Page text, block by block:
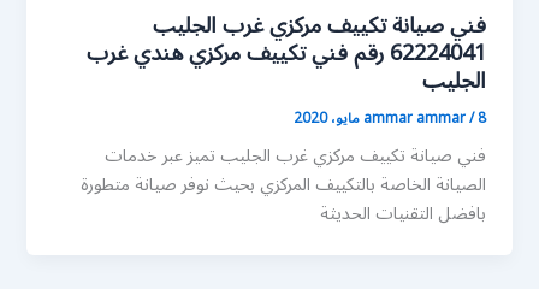
فني صيانة تكييف مركزي غرب الجليب
62224041 رقم فني تكييف مركزي هندي غرب
الجليب
ammar ammar/8 مايو، 2020
فني صيانة تكييف مركزي غرب الجليب تميز عبر خدمات
الصيانة الخاصة بالتكييف المركزي بحيث نوفر صيانة متطورة
بافضل التقنيات الحديثة